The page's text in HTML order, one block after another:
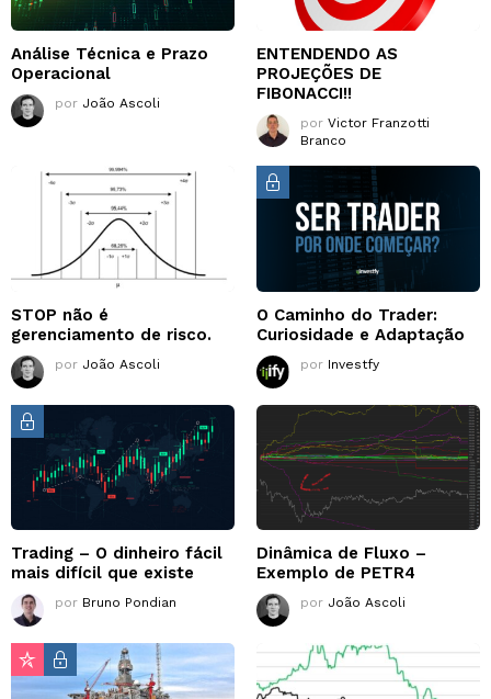
Análise Técnica e Prazo
Operacional
por João Ascoli
ENTENDENDO AS
PROJEÇÕES DE
FIBONACCI!!
por Victor Franzotti
Branco
STOP não é
gerenciamento de risco.
por João Ascoli
O Caminho do Trader:
Curiosidade e Adaptação
por Investfy
Trading – O dinheiro fácil
mais difícil que existe
por Bruno Pondian
Dinâmica de Fluxo –
Exemplo de PETR4
por João Ascoli